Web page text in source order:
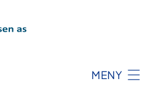
MENY